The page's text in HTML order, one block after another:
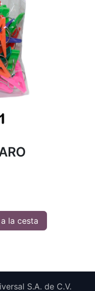
la cesta
S.A. de C.V.